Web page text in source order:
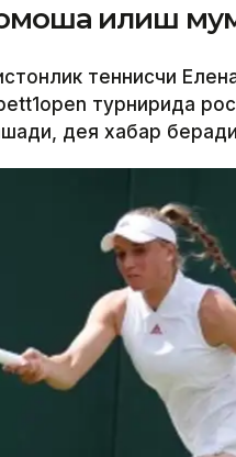
қилиш
теннисчи
турнирида
дея хабар